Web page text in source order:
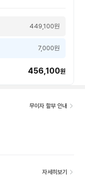
449,100원
7,000원
456,100원
무이자 할부 안내
자세히보기